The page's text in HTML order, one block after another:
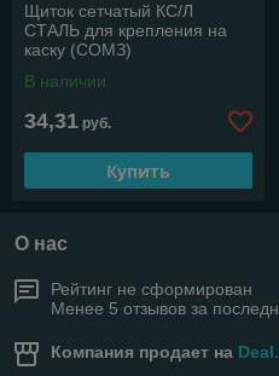
Щиток сетчатый КС/Л
СТАЛЬ для крепления на
каску (СОМЗ)
В наличии
34,31 руб.
Купить
О нас
Рейтинг не сформирован
Менее 5 отзывов за
Компания продает на